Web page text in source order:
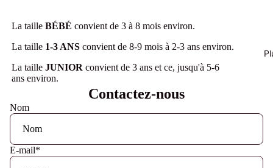
La taille BÉBÉ convient de 3 à 8 mois environ.
La taille 1-3 ANS convient de 8-9 mois à 2-3 ans environ.
La taille JUNIOR convient de 3 ans et ce, jusqu'à 5-6
ans environ.
Contactez-nous
Nom
E-mail*